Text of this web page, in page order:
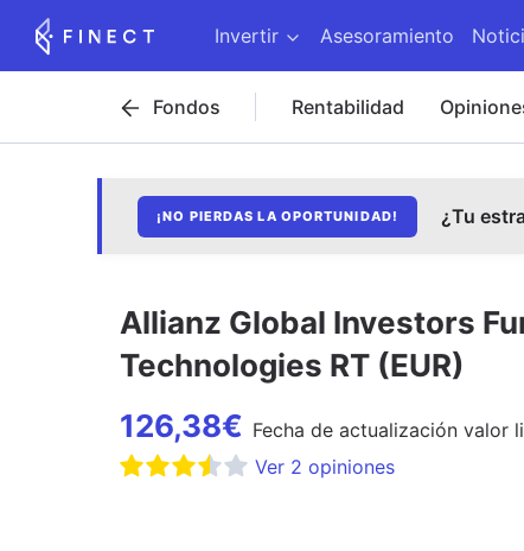
Invertir Asesoramiento
Fondos Rentabilidad
¡NO PIERDAS LA OPORTUNIDAD! ¿Tu
Allianz Global Investors
Technologies RT (EUR)
126,38€ Fecha de actualización valor
Ver 2 opiniones